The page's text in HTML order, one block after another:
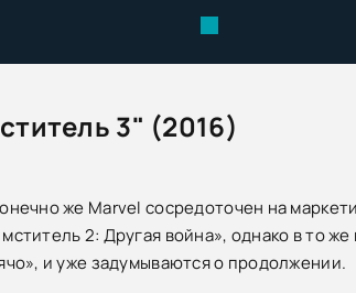
3" (2016)
же Marvel сосредоточен на
2: Другая война», однако в то
и уже задумываются о продолжении.